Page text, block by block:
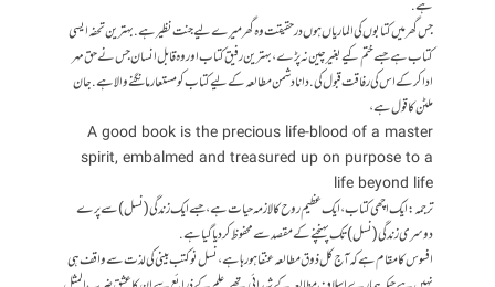
ہے.
جس گھر میں کتابوں کی الماریاں ہوں درحقیقت وہ گھر میرے لیے جنت نظیر ہے. بہترین تحفہ ایسی
کتاب ہے جسے ختم کیے بغیر چین نہ پڑے، بہترین رفیق کتاب اور وہ قابل انسان جس نے حق مہر
ادا کر کے اس کی رفاقت قبول کی. دانا دشمن مطالعہ کےلیے کتاب کومستعارمانگنے والا ہے. جان
ملٹن کاقول ہے،
A good book is the precious life-blood of a master
spirit, embalmed and treasured up on purpose to a
life beyond life
ترجمہ: ایک اچھی کتاب، ایک عظیم روح کا لازمہ حیات ہے، جسے ایک زندگی (نسل) سے پرے
دوسری زندگی (نسل) تک پہنچنے کے مقصد سے محفوظ کر دیا گیا ہے.
افسوس کا مقام ہے کہ آج کل ذوق مطالعہ عنقا ہو رہا ہے، نسل نو کتب بینی کی لذت سے واقف ہی